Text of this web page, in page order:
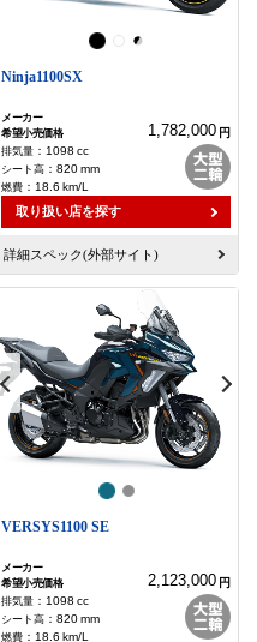
Ninja1100SX
1,782,000 円
： 1098 cc
： 820mm
： 18.6 km/L
取り扱い店を探す
詳細スペック(外部サイト)
VERSYS1100 SE
2,123,000 円
： 1098 cc
： 820mm
： 18.6 km/L